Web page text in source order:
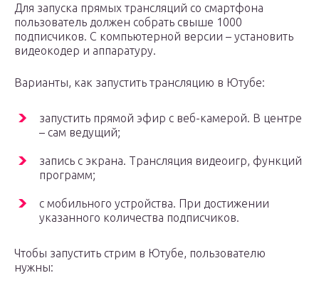
Для запуска прямых трансляций со смартфона
пользователь должен собрать свыше 1000
подписчиков. С компьютерной версии – установить
видеокодер и аппаратуру.
Варианты, как запустить трансляцию в Ютубе:
запустить прямой эфир с веб-камерой. В центре
– сам ведущий;
запись с экрана. Трансляция видеоигр, функций
программ;
с мобильного устройства. При достижении
указанного количества подписчиков.
Чтобы запустить стрим в Ютубе, пользователю
нужны: